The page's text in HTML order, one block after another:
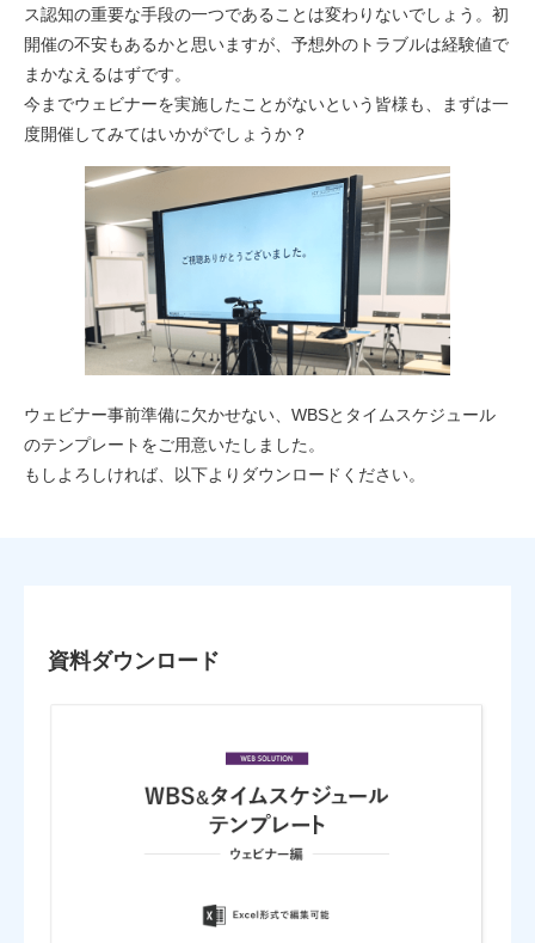
ス認知の重要な手段の一つであることは変わりないでしょう。初
開催の不安もあるかと思いますが、予想外のトラブルは経験値で
まかなえるはずです。
今までウェビナーを実施したことがないという皆様も、まずは一
度開催してみてはいかがでしょうか？
ウェビナー事前準備に欠かせない、WBSとタイムスケジュール
のテンプレートをご用意いたしました。
もしよろしければ、以下よりダウンロードください。
資料ダウンロード